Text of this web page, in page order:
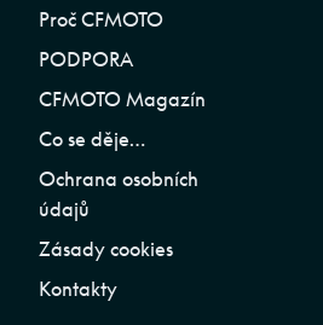
Proč CFMOTO
PODPORA
CFMOTO Magazín
Co se děje…
Ochrana osobních
údajů
Zásady cookies
Kontakty